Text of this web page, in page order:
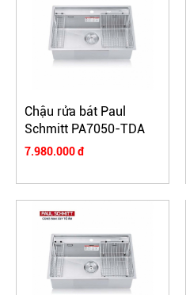
Chậu rửa bát Paul
Schmitt PA7050-TDA
7.980.000 đ